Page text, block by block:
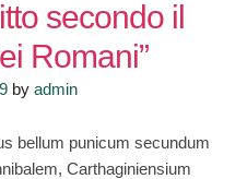
secondo il
Romani”
by admin
bellum punicum secundum
Carthaginiensium